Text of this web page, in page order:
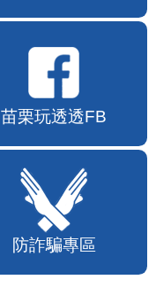
苗栗玩透透FB
防詐騙專區